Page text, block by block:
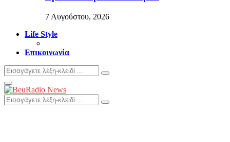
7 Αυγούστου, 2026
Life Style
Επικοινωνία
Search
for:
Search
Primary
Menu
Search
for:
Search